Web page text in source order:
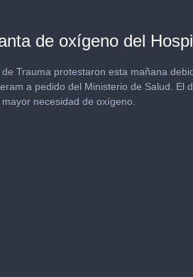
de oxígeno del
Trauma protestaron esta mañana
a pedido del Ministerio de Salud. El
necesidad de oxígeno.